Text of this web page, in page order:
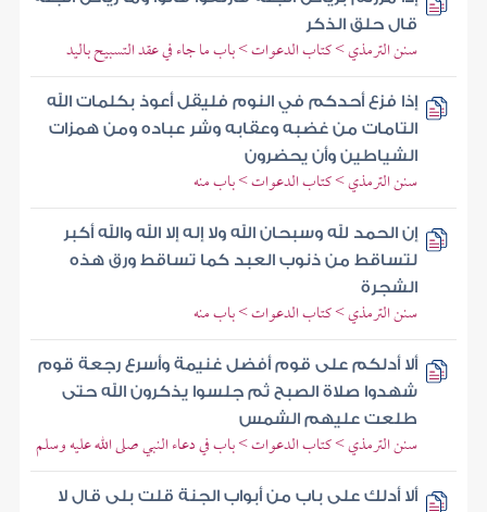
قال حلق الذكر
سنن الترمذي > كتاب الدعوات > باب ما جاء في عقد التسبيح باليد
إذا فزع أحدكم في النوم فليقل أعوذ بكلمات الله
التامات من غضبه وعقابه وشر عباده ومن همزات
الشياطين وأن يحضرون
سنن الترمذي > كتاب الدعوات > باب منه
إن الحمد لله وسبحان الله ولا إله إلا الله والله أكبر
لتساقط من ذنوب العبد كما تساقط ورق هذه
الشجرة
سنن الترمذي > كتاب الدعوات > باب منه
ألا أدلكم على قوم أفضل غنيمة وأسرع رجعة قوم
شهدوا صلاة الصبح ثم جلسوا يذكرون الله حتى
طلعت عليهم الشمس
سنن الترمذي > كتاب الدعوات > باب في دعاء النبي صلى الله عليه وسلم
ألا أدلك على باب من أبواب الجنة قلت بلى قال لا